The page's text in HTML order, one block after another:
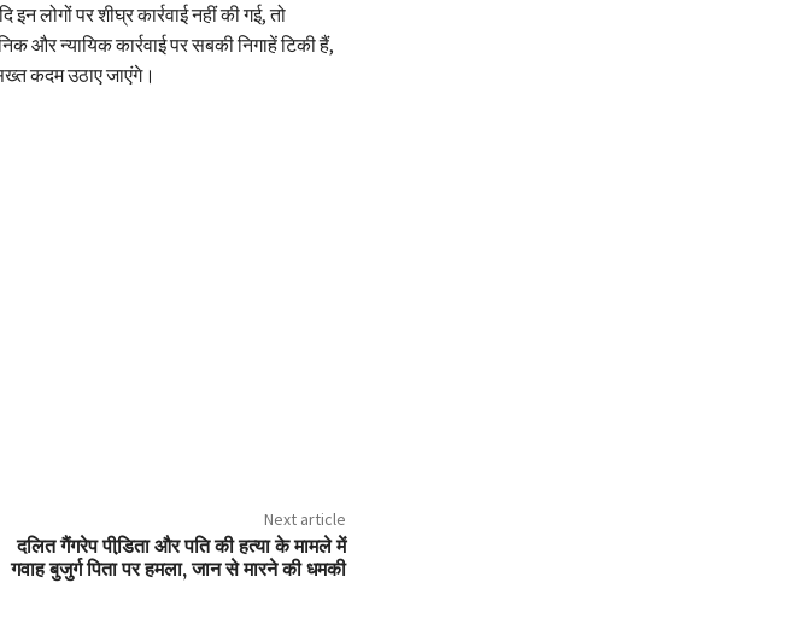
लोगों पर शीघ्र कार्रवाई नहीं की गई, तो
और न्यायिक कार्रवाई पर सबकी निगाहें टिकी हैं,
कदम उठाए जाएंगे।
Next article
दलित गैंगरेप पीडि़ता और पति की हत्या के मामले में
गवाह बुजुर्ग पिता पर हमला, जान से मारने की धमकी